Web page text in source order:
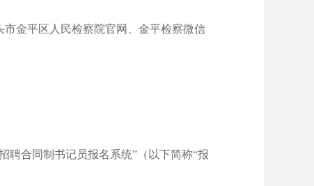
金平区人民检察院官网、金平检察微信
聘合同制书记员报名系统”（以下简称“报